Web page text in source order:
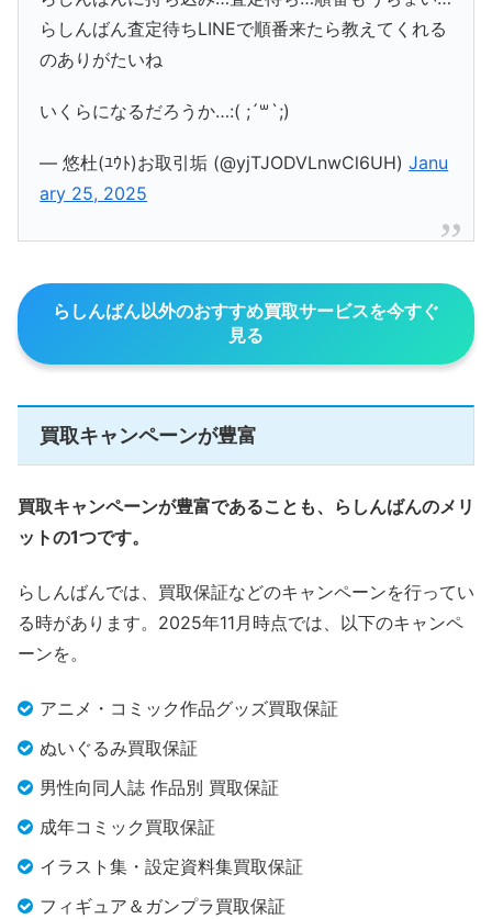
らしんばん査定待ちLINEで順番来たら教えてくれる
のありがたいね
いくらになるだろうか…:( ;´꒳`;)
— 悠杜(ﾕｳﾄ)お取引垢 (@yjTJODVLnwCl6UH)Janu
ary 25, 2025
らしんばん以外のおすすめ買取サービスを今すぐ
見る
買取キャンペーンが豊富
買取キャンペーンが豊富であることも、らしんばんのメリ
ットの1つです。
らしんばんでは、買取保証などのキャンペーンを行ってい
る時があります。2025年11月時点では、以下のキャンペ
ーンを。
アニメ・コミック作品グッズ買取保証
ぬいぐるみ買取保証
男性向同人誌 作品別 買取保証
成年コミック買取保証
イラスト集・設定資料集買取保証
フィギュア＆ガンプラ買取保証